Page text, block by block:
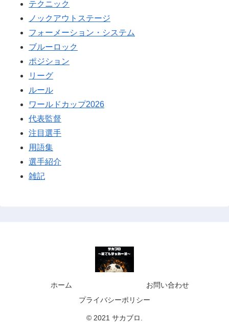
テクニック
ノックアウトステージ
フォーメーション・システム
ブルーロック
ポジション
リーグ
ルール
ワールドカップ2026
代表監督
注目選手
用語集
選手紹介
雑記
ホーム
お問い合わせ
プライバシーポリシー
© 2021 サカブロ.